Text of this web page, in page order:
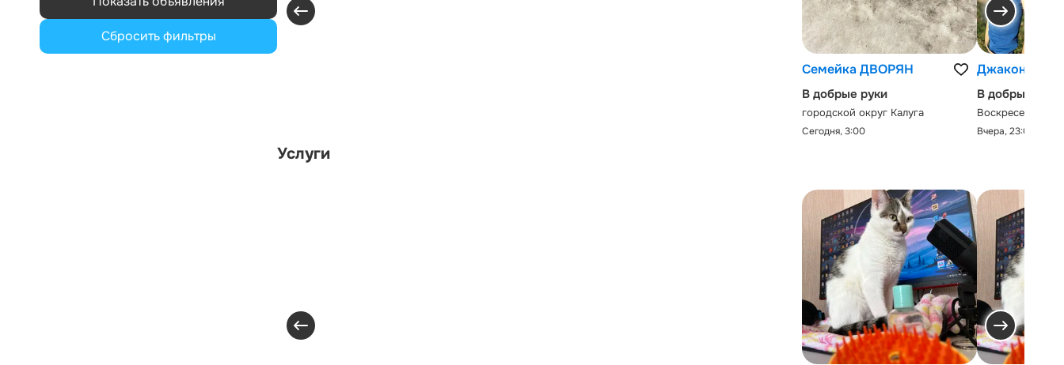
Сбросить фильтры
Семейка ДВОРЯН
В добрые руки
городской округ Калуга
Сегодня, 3:00
Джаконда
В добрые руки
Воскресенск,
Вчера, 23:00
Услуги